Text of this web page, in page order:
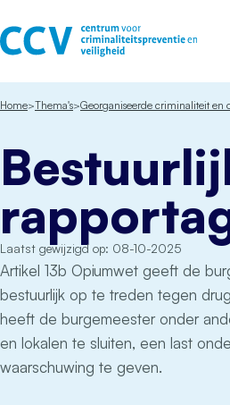
Home Thema's Georganiseerde criminaliteit en
Laatst gewijzigd op: 08-10-2025
Artikel 13b Opiumwet geeft de
bestuurlijk op te treden tegen
heeft de burgemeester onder
en lokalen te sluiten, een last
waarschuwing te geven.